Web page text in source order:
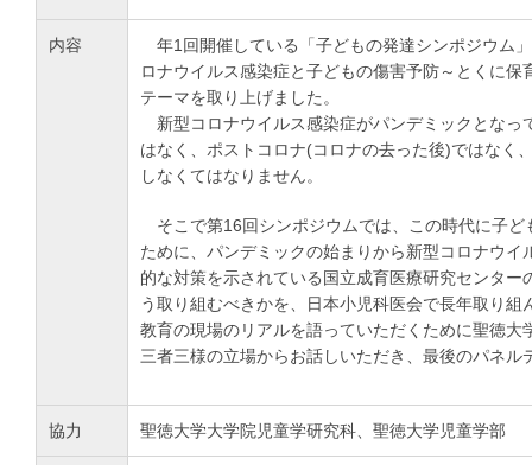
内容
年1回開催している「子どもの発達シンポジウム
ロナウイルス感染症と子どもの傷害予防～とくに
テーマを取り上げました。
新型コロナウイルス感染症がパンデミックとなっ
はなく、ポストコロナ(コロナの去った後)ではなく
しなくてはなりません。
そこで第16回シンポジウムでは、この時代に子
ために、パンデミックの始まりから新型コロナウ
的な対策を示されている国立成育医療研究センタ
う取り組むべきかを、日本小児科医会で長年取り
教育の現場のリアルを語っていただくために聖徳
三者三様の立場からお話しいただき、最後のパネル
協力 聖徳大学大学院児童学研究科、聖徳大学児童学部